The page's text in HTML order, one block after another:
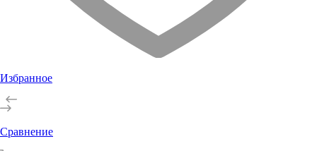
Избранное
Сравнение